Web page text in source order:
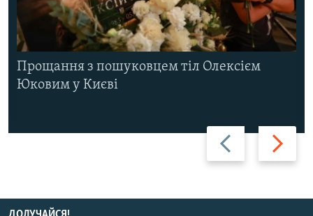
Назад Вперед
Прощання з пошуковцем тіл Олексієм
Юковим у Києві